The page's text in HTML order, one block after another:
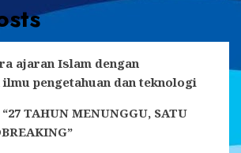
ajaran Islam dengan
pengetahuan dan teknologi
TAHUN MENUNGGU, SATU